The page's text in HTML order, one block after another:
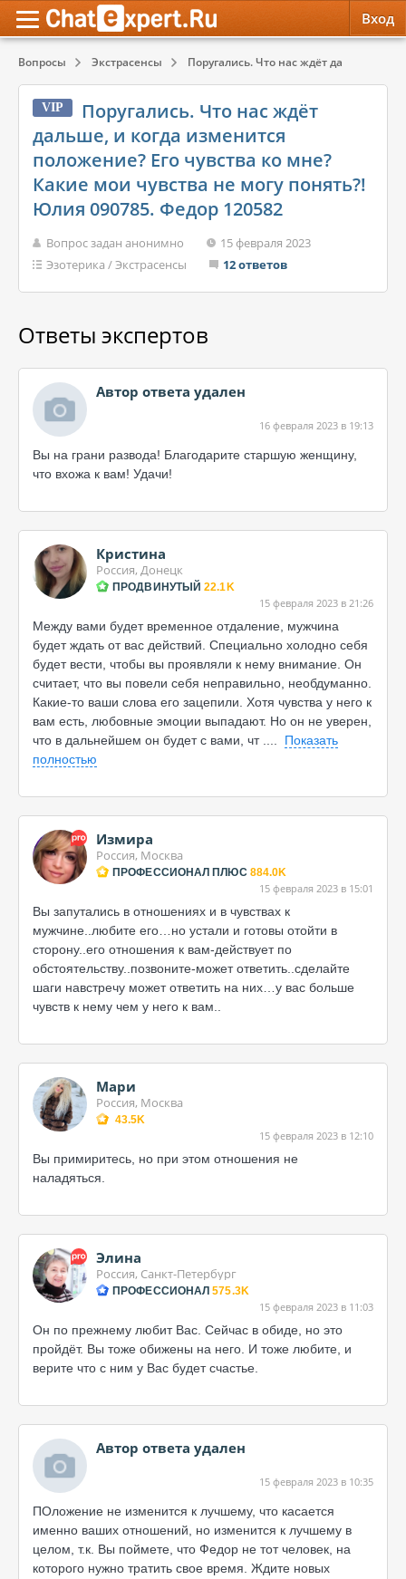
Вход
Вопросы Экстрасенсы Поругались. Что нас ждёт дальше, и
VIP
Поругались. Что нас ждёт
дальше, и когда изменится
положение? Его чувства ко мне?
Какие мои чувства не могу понять?!
Юлия 090785. Федор 120582
Вопрос задан анонимно
15 февраля 2023
Эзотерика /Экстрасенсы 12 ответов
Ответы экспертов
Автор ответа удален
16 февраля 2023 в 19:13
Вы на грани развода! Благодарите старшую женщину,
что вхожа к вам! Удачи!
Кристина
Россия, Донецк
ПРОДВИНУТЫЙ 22.1K
15 февраля 2023 в 21:26
Между вами будет временное отдаление, мужчина
будет ждать от вас действий. Специально холодно себя
будет вести, чтобы вы проявляли к нему внимание. Он
считает, что вы повели себя неправильно, необдуманно.
Какие-то ваши слова его зацепили. Хотя чувства у него к
вам есть, любовные эмоции выпадают. Но он не уверен,
что в дальнейшем он будет с вами, чт....
Показать
полностью
Измира
Россия, Москва
ПРОФЕССИОНАЛ ПЛЮС 884.0K
15 февраля 2023 в 15:01
Вы запутались в отношениях и в чувствах к
мужчине..любите его…но устали и готовы отойти в
сторону..его отношения к вам-действует по
обстоятельству..позвоните-может ответить..сделайте
шаги навстречу может ответить на них…у вас больше
чувств к нему чем у него к вам..
Мари
Россия, Москва
43.5K
15 февраля 2023 в 12:10
Вы примиритесь, но при этом отношения не
наладяться.
Элина
Россия, Санкт-Петербург
ПРОФЕССИОНАЛ 575.3K
15 февраля 2023 в 11:03
Он по прежнему любит Вас. Сейчас в обиде, но это
пройдёт. Вы тоже обижены на него. И тоже любите, и
верите что с ним у Вас будет счастье.
Автор ответа удален
15 февраля 2023 в 10:35
ПОложение не изменится к лучшему, что касается
именно ваших отношений, но изменится к лучшему в
целом, т.к. Вы поймете, что Федор не тот человек, на
которого нужно тратить свое время. Ждите новых
Психология
Эзотерика
Красота, Здоровье
Психология
Эзотерика
Красота, Здоровье
Обратная связь
Служба поддержки
Правила сервиса